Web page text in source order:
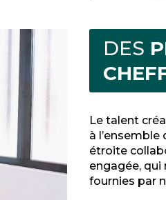
DES
Le talent
à
étroite
engagée, qui
fournies par